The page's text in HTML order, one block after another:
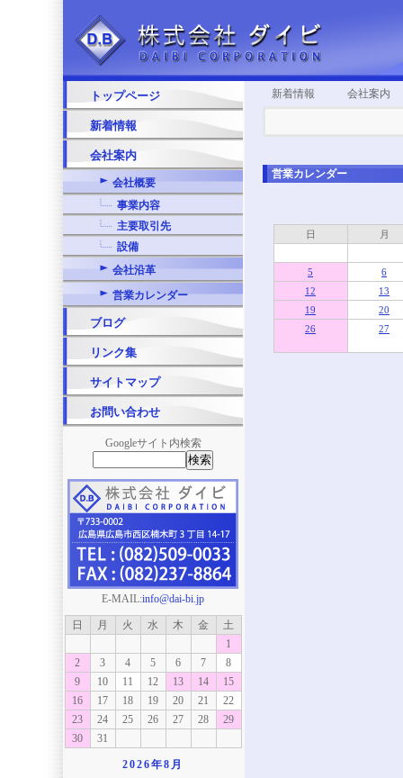
トップページ
新着情報
会社案内
会社概要
事業内容
主要取引先
設備
会社沿革
営業カレンダー
ブログ
リンク集
サイトマップ
お問い合わせ
Googleサイト内検索
E-MAIL:info@dai-bi.jp
日 月 火 水 木 金
土
1
2
3 4 5 6 7
8
9
10 11 12 13 14
15
16
17 18 19 20 21
22
23
24 25 26 27 28
29
30
31
2026年8月
新着情報 会社案内
営業カレンダー
日 月
5
6
12
13
19
20
26
27